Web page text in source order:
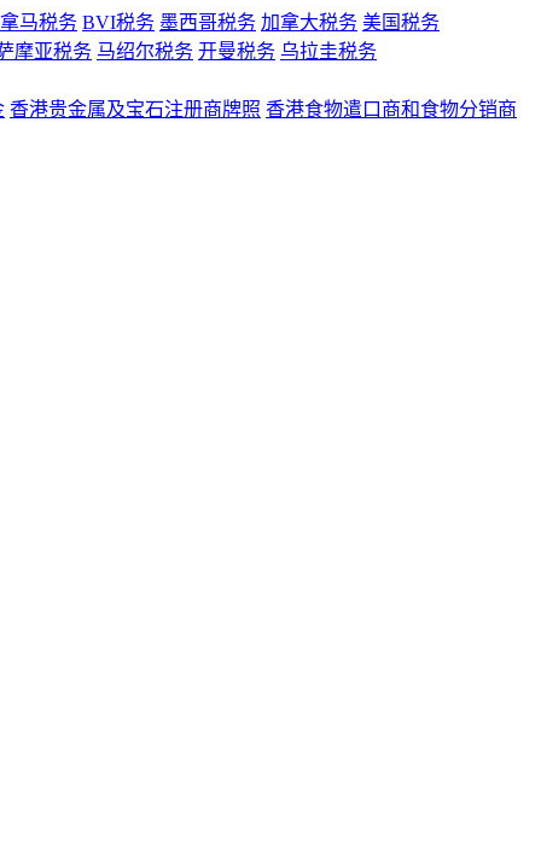
马税务 BVI税务 墨西哥税务 加拿大税务 美国税务
摩亚税务 马绍尔税务 开曼税务 乌拉圭税务
香港贵金属及宝石注册商牌照 香港食物遣口商和食物分销商